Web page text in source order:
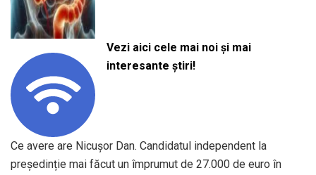
Vezi aici cele mai noi și mai
interesante știri!
Ce avere are Nicușor Dan. Candidatul independent la
președinție mai făcut un împrumut de 27.000 de euro în